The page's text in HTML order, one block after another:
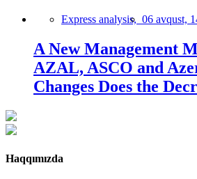
Express analysis, 06 avqust,
A New Management
AZAL, ASCO and
Changes Does the
Haqqımızda